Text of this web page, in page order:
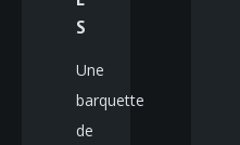
S
Une
barquette
de